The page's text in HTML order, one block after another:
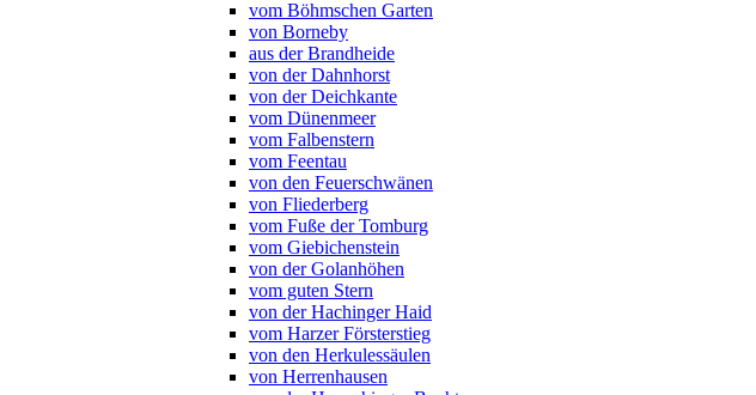
vom Böhmschen Garten
von Borneby
aus der Brandheide
von der Dahnhorst
von der Deichkante
vom Dünenmeer
vom Falbenstern
vom Feentau
von den Feuerschwänen
von Fliederberg
vom Fuße der Tomburg
vom Giebichenstein
von der Golanhöhen
vom guten Stern
von der Hachinger Haid
vom Harzer Försterstieg
von den Herkulessäulen
von Herrenhausen